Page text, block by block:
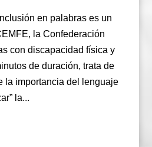
en palabras es un
la Confederación
con discapacidad física y
de duración, trata de
la importancia del lenguaje
la...